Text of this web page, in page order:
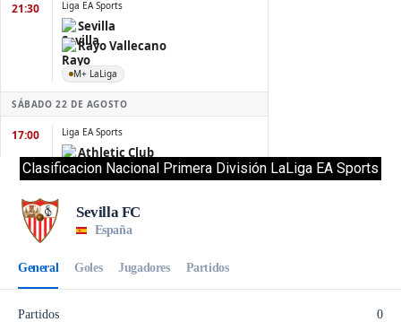
Clasificacion Nacional Primera División LaLiga EA Sports